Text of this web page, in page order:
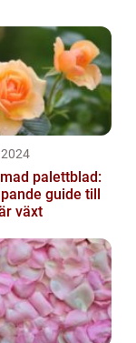
palettblad:
guide till
växt